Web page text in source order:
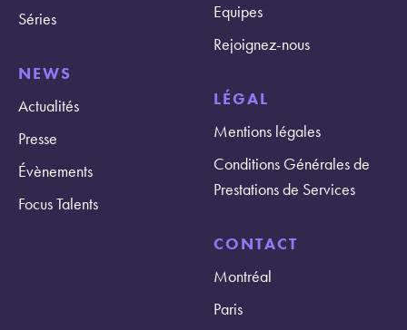
Séries
NEWS
Actualités
Presse
Évènements
Focus Talents
Equipes
Rejoignez-nous
LÉGAL
Mentions légales
Conditions Générales de
Prestations de Services
CONTACT
Montréal
Paris